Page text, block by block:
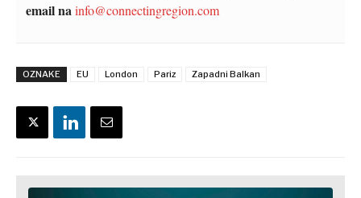
email nainfo@connectingregion.com
OZNAKE EU London Pariz Zapadni Balkan